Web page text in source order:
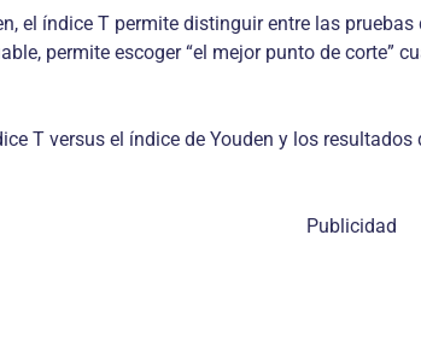
el índice T permite distinguir entre las
permite escoger “el mejor punto de
T versus el índice de Youden y los
Publicidad